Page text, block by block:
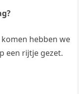
hebben we
een rijtje gezet.